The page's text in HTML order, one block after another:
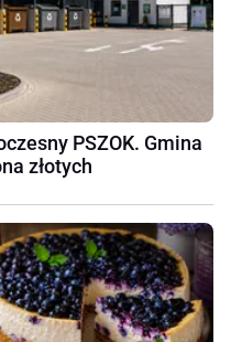
PSZOK. Gmina
złotych